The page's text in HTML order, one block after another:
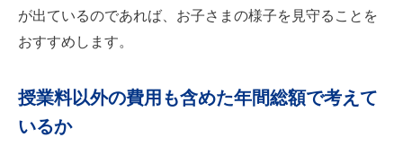
が出ているのであれば、お子さまの様子を見守ることを
おすすめします。
授業料以外の費用も含めた年間総額で考えて
いるか